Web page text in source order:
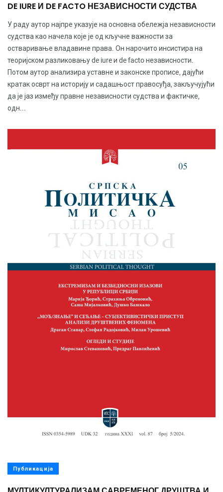
DE IURE И DE FACTO НЕЗАВИСНОСТИ СУДСТВА
У раду аутор најпре указује на основна обележја независности
судства као начела које је од кључне важности за
остваривање владавине права. Он нарочито инсистира на
теоријском разликовању de iure и de facto независности.
Потом аутор анализира уставне и законске прописе, дајући
кратак осврт на историју и садашњост правосуђа, закључујући
да је јаз између правне независности судства и фактичке,
одн...
Публикација